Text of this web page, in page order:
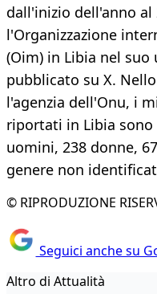
dall'inizio dell'anno al
l'Organizzazione
(Oim) in Libia nel
pubblicato su X.
l'agenzia dell'Onu, i
riportati in Libia sono
uomini, 238 donne,
genere non
© RIPRODUZIONE
Seguici anche su
Altro di Attualità